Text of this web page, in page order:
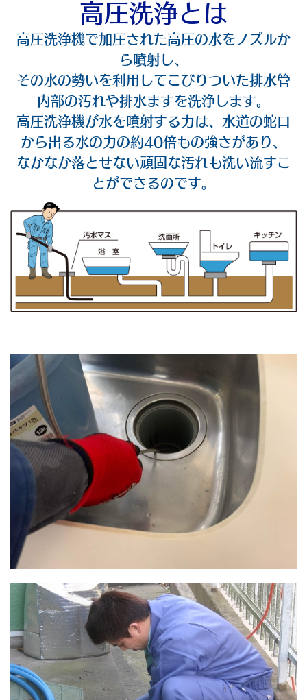
高圧洗浄とは
高圧洗浄機で加圧された高圧の水をノズルか
ら噴射し、
その水の勢いを利用してこびりついた排水管
内部の汚れや排水ますを洗浄します。
高圧洗浄機が水を噴射する力は、水道の蛇口
から出る水の力の約40倍もの強さがあり、
なかなか落とせない頑固な汚れも洗い流すこ
とができるのです。